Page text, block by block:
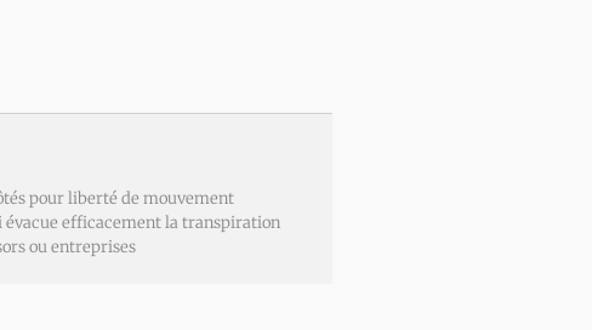
pour liberté de mouvement
évacue efficacement la transpiration
ou entreprises